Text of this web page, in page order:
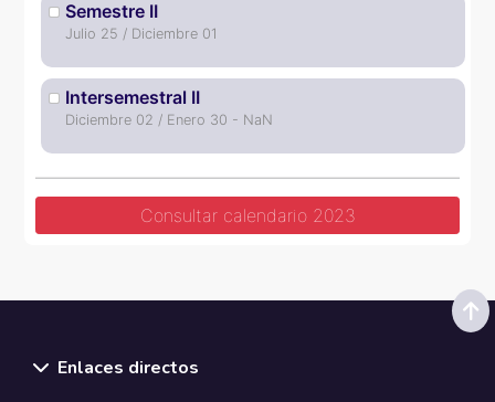
Semestre II
Julio 25 / Diciembre 01
Intersemestral II
Diciembre 02 / Enero 30 - NaN
Consultar calendario 2023
Enlaces directos